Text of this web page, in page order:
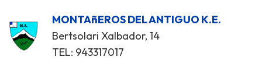
MONTAñEROS DEL ANTIGUO K.E.
Bertsolari Xalbador, 14
TEL: 943317017